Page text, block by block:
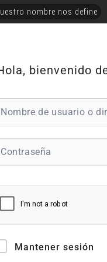
nombre nos define
bienvenido
Mantener sesión